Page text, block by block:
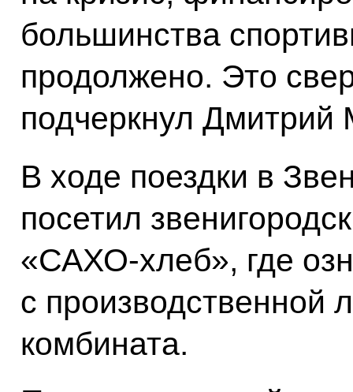
большинства
продолжено. Это
подчеркнул Дмитрий
В ходе поездки в
посетил
«САХО-хлеб», где
с производственной
комбината.